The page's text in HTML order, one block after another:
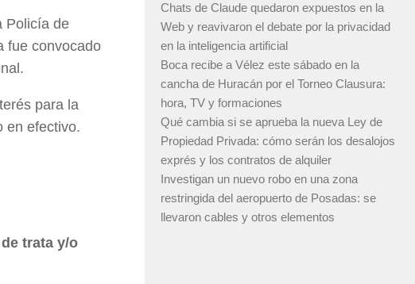
Policía de
fue convocado
para la
en efectivo.
trata y/o
Chats de Claude quedaron expuestos en la
Web y reavivaron el debate por la privacidad
en la inteligencia artificial
Boca recibe a Vélez este sábado en la
cancha de Huracán por el Torneo Clausura:
hora, TV y formaciones
Qué cambia si se aprueba la nueva Ley de
Propiedad Privada: cómo serán los desalojos
exprés y los contratos de alquiler
Investigan un nuevo robo en una zona
restringida del aeropuerto de Posadas: se
llevaron cables y otros elementos